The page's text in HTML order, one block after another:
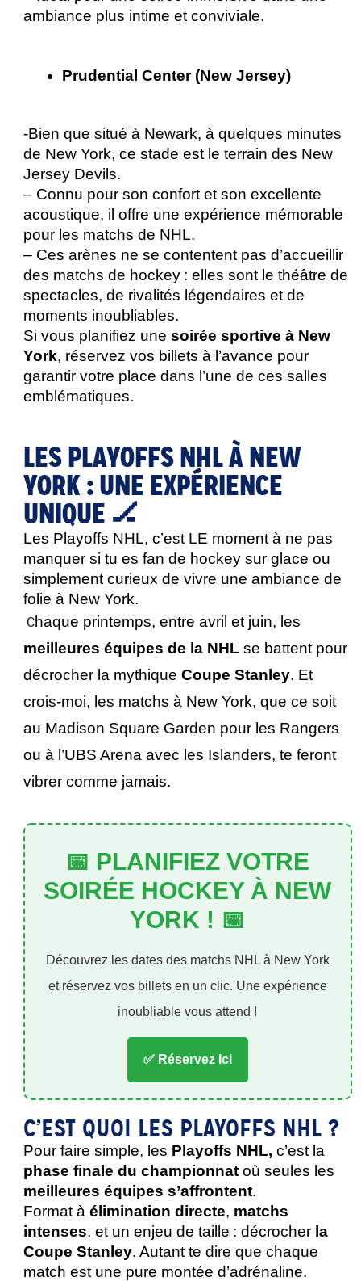
ambiance plus intime et conviviale.
Prudential Center (New Jersey)
-Bien que situé à Newark, à quelques minutes
de New York, ce stade est le terrain des New
Jersey Devils.
– Connu pour son confort et son excellente
acoustique, il offre une expérience mémorable
pour les matchs de NHL.
– Ces arènes ne se contentent pas d’accueillir
des matchs de hockey : elles sont le théâtre de
spectacles, de rivalités légendaires et de
moments inoubliables.
Si vous planifiez une soirée sportive à New
York, réservez vos billets à l’avance pour
garantir votre place dans l’une de ces salles
emblématiques.
LES PLAYOFFS NHL À NEW
YORK : UNE EXPÉRIENCE
UNIQUE 🏒
Les Playoffs NHL, c’est LE moment à ne pas
manquer si tu es fan de hockey sur glace ou
simplement curieux de vivre une ambiance de
folie à New York.
C
meilleures équipes de la NHL se battent pour
décrocher la mythique Coupe Stanley. Et
crois-moi, les matchs à New York, que ce soit
au Madison Square Garden pour les Rangers
ou à l’UBS Arena avec les Islanders, te feront
vibrer comme jamais.
📅 PLANIFIEZ VOTRE
SOIRÉE HOCKEY À NEW
YORK ! 📅
Découvrez les dates des matchs NHL à New York
et réservez vos billets en un clic. Une expérience
inoubliable vous attend !
✅ Réservez Ici
C’EST QUOI LES PLAYOFFS NHL ?
Pour faire simple, les Playoffs NHL,
phase finale du championnat
meilleures équipes s’affrontent.
Format à élimination directe, matchs
intenses, et un enjeu de taille : décrocher la
Coupe Stanley. Autant te dire que chaque
match est une pure montée d’adrénaline.